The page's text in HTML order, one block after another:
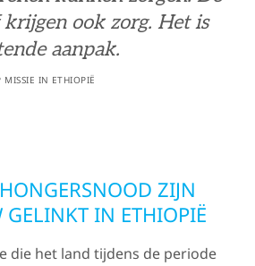
ook zorg. Het is
aanpak.
IN ETHIOPIË
ZIJN
GELINKT IN ETHIOPIË
die het land tijdens de periode